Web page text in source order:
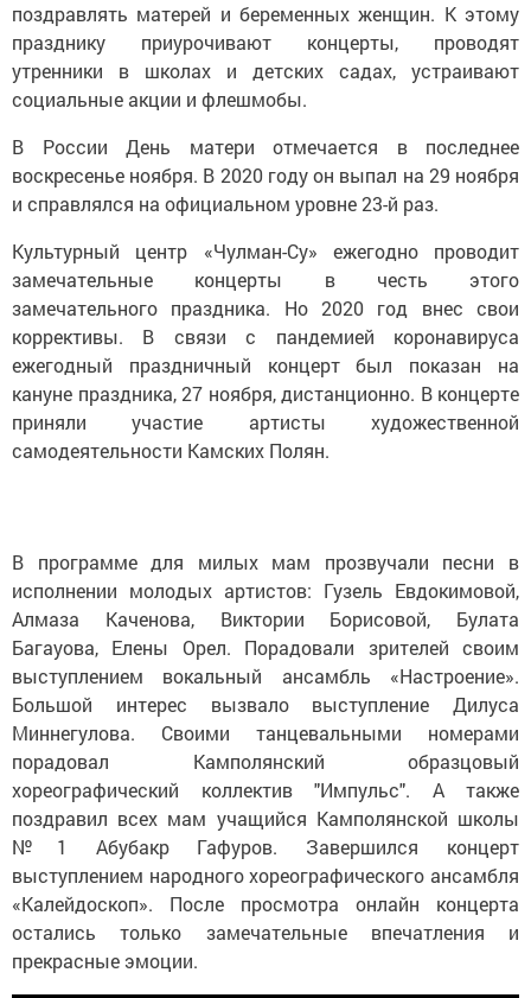
поздравлять матерей и беременных женщин. К этому
празднику приурочивают концерты, проводят
утренники в школах и детских садах, устраивают
социальные акции и флешмобы.
В России День матери отмечается в последнее
воскресенье ноября. В 2020 году он выпал на 29 ноября
и справлялся на официальном уровне 23-й раз.
Культурный центр «Чулман-Су» ежегодно проводит
замечательные концерты в честь этого
замечательного праздника. Но 2020 год внес свои
коррективы. В связи с пандемией коронавируса
ежегодный праздничный концерт был показан на
кануне праздника, 27 ноября, дистанционно. В концерте
приняли участие артисты художественной
самодеятельности Камских Полян.
В программе для милых мам прозвучали песни в
исполнении молодых артистов: Гузель Евдокимовой,
Алмаза Каченова, Виктории Борисовой, Булата
Багауова, Елены Орел. Порадовали зрителей своим
выступлением вокальный ансамбль «Настроение».
Большой интерес вызвало выступление Дилуса
Миннегулова. Своими танцевальными номерами
порадовал Камполянский образцовый
хореографический коллектив "Импульс". А также
поздравил всех мам учащийся Камполянской школы
№1 Абубакр Гафуров. Завершился концерт
выступлением народного хореографического ансамбля
«Калейдоскоп». После просмотра онлайн концерта
остались только замечательные впечатления и
прекрасные эмоции.